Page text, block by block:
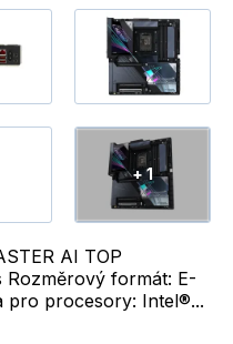
+ 1
AI TOP
Rozměrový formát: E-
pro procesory: Intel®...